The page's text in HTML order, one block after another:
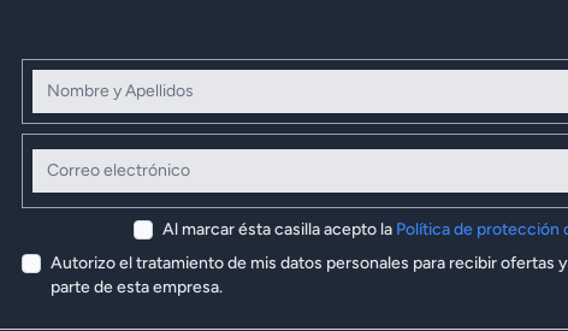
Nombre y Apellidos
Correo electrónico
Al marcar ésta casilla acepto la Política de protección
Autorizo el tratamiento de mis datos personales para recibir ofertas
parte de esta empresa.